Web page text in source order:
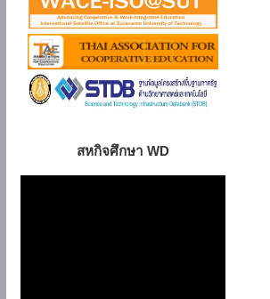
สหกิจศึกษา WD